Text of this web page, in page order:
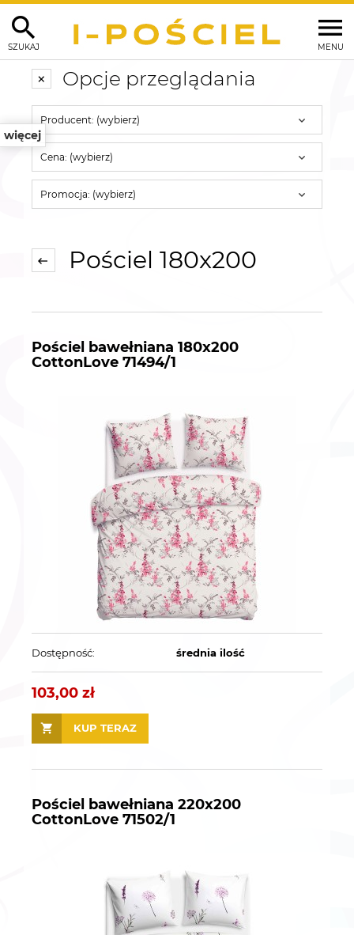
MENU
SZUKAJ
więcej
Opcje przeglądania
Producent: (wybierz)
Cena: (wybierz)
Promocja: (wybierz)
Pościel 180x200
Pościel bawełniana 180x200
CottonLove 71494/1
Dostępność: średnia ilość
103,00 zł
KUP TERAZ
Pościel bawełniana 220x200
CottonLove 71502/1